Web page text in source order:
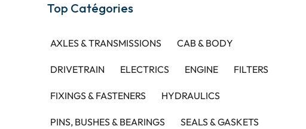
Top Catégories
AXLES & TRANSMISSIONS CAB & BODY
DRIVETRAIN ELECTRICS ENGINE FILTERS
FIXINGS & FASTENERS HYDRAULICS
PINS, BUSHES & BEARINGS SEALS & GASKETS